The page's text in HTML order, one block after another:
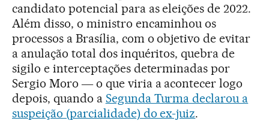
candidato potencial para as eleições de 2022.
Além disso, o ministro encaminhou os
processos a Brasília, com o objetivo de evitar
a anulação total dos inquéritos, quebra de
sigilo e interceptações determinadas por
Sergio Moro ― o que viria a acontecer logo
depois, quando a Segunda Turma declarou a
suspeição (parcialidade) do ex-juiz.